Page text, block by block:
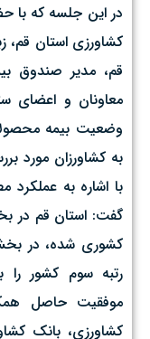
در این جلسه که با
کشاورزی استان
قم، مدیر صندوق
معاونان و اعضای
وضعیت بیمه
به کشاورزان مورد
با اشاره به
گفت: استان قم در
کشوری شده، در بخش
رتبه سوم کشور
موفقیت حاصل
کشاورزی، بانک